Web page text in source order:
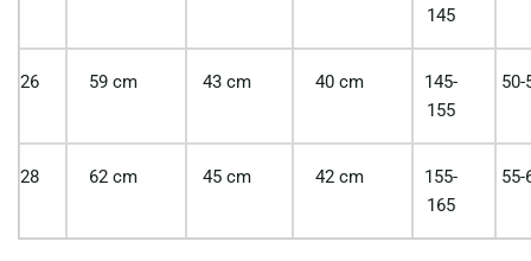
145
26 59 cm 43 cm 40 cm
145-
155
50-
28 62 cm 45 cm 42 cm
155-
165
55-